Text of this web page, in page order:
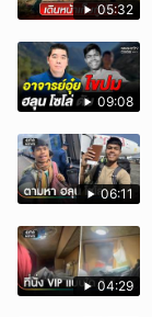
05:32
09:08
06:11
04:29